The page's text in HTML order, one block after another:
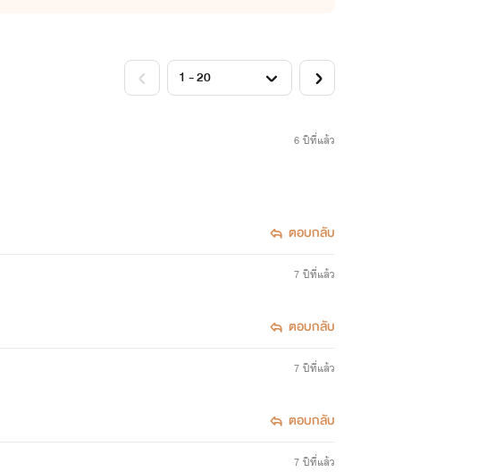
6 ปีที่แล้ว
ตอบกลับ
7 ปีที่แล้ว
ตอบกลับ
7 ปีที่แล้ว
ตอบกลับ
7 ปีที่แล้ว